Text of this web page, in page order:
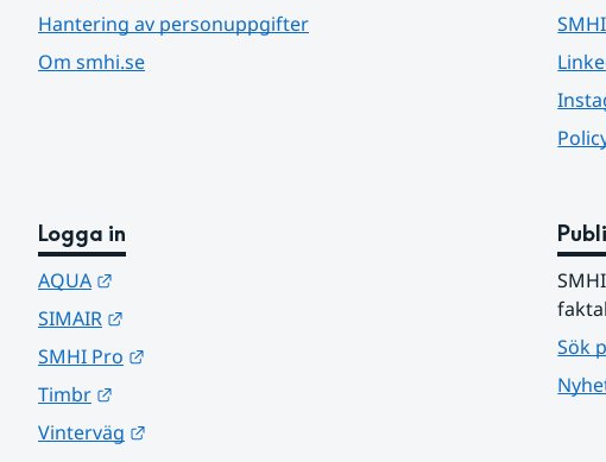
Hantering av personuppgifter
Om smhi.se
Logga in
AQUA
SIMAIR
SMHI Pro
Timbr
Vinterväg
Sök